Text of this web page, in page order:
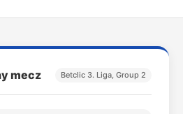
mecz Betclic 3. Liga, Group 2